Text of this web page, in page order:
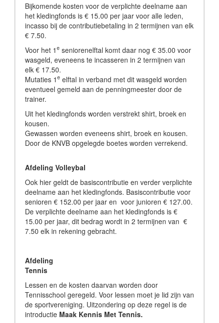
Bijkomende kosten voor de verplichte deelname aan
het kledingfonds is € 15.00 per jaar voor alle leden,
incasso bij de contributiebetaling in 2 termijnen van elk
€ 7.50.
Voor het 1 e seniorenelftal komt daar nog € 35.00 voor
wasgeld, eveneens te incasseren in 2 termijnen van
elk € 17.50.
Mutaties 1 e elftal in verband met dit wasgeld worden
eventueel gemeld aan de penningmeester door de
trainer.
Uit het kledingfonds worden verstrekt shirt, broek en
kousen.
Gewassen worden eveneens shirt, broek en kousen.
Door de KNVB opgelegde boetes worden verrekend.
Afdeling Volleybal
Ook hier geldt de basiscontributie en verder verplichte
deelname aan het kledingfonds. Basiscontributie voor
senioren € 152.00 per jaar en voor junioren € 127.00.
De verplichte deelname aan het kledingfonds is €
15.00 per jaar, dit bedrag wordt in 2 termijnen van €
7.50 elk in rekening gebracht.
Afdeling
Tennis
Lessen en de kosten daarvan worden door
Tennisschool geregeld. Voor lessen moet je lid zijn van
de sportvereniging. Uitzondering op deze regel is de
introductie Maak Kennis Met Tennis.